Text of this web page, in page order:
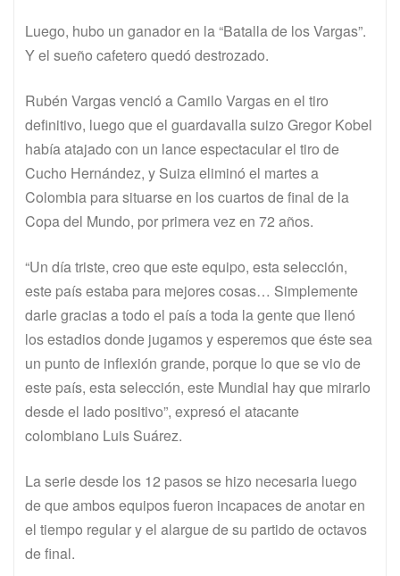
Luego, hubo un ganador en la “Batalla de los Vargas”.
Y el sueño cafetero quedó destrozado.
Rubén Vargas venció a Camilo Vargas en el tiro
definitivo, luego que el guardavalla suizo Gregor Kobel
había atajado con un lance espectacular el tiro de
Cucho Hernández, y Suiza eliminó el martes a
Colombia para situarse en los cuartos de final de la
Copa del Mundo, por primera vez en 72 años.
“Un día triste, creo que este equipo, esta selección,
este país estaba para mejores cosas… Simplemente
darle gracias a todo el país a toda la gente que llenó
los estadios donde jugamos y esperemos que éste sea
un punto de inflexión grande, porque lo que se vio de
este país, esta selección, este Mundial hay que mirarlo
desde el lado positivo”, expresó el atacante
colombiano Luis Suárez.
La serie desde los 12 pasos se hizo necesaria luego
de que ambos equipos fueron incapaces de anotar en
el tiempo regular y el alargue de su partido de octavos
de final.